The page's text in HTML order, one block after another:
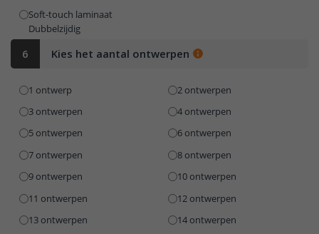
Soft-touch laminaat
Dubbelzijdig
6 Kies het aantal ontwerpen
1 ontwerp
2 ontwerpen
3 ontwerpen
4 ontwerpen
5 ontwerpen
6 ontwerpen
7 ontwerpen
8 ontwerpen
9 ontwerpen
10 ontwerpen
11 ontwerpen
12 ontwerpen
13 ontwerpen
14 ontwerpen